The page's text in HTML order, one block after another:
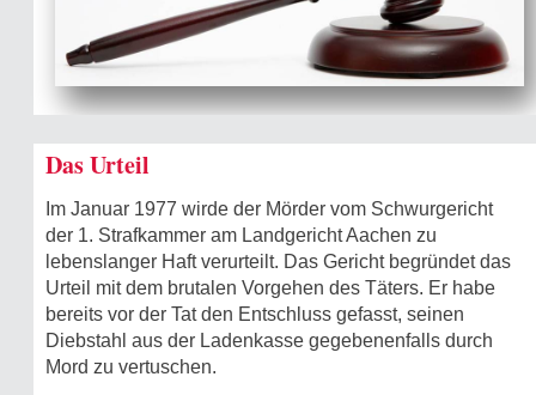
Das Urteil
Im Januar 1977 wirde der Mörder vom Schwurgericht
der 1. Strafkammer am Landgericht Aachen zu
lebenslanger Haft verurteilt. Das Gericht begründet das
Urteil mit dem brutalen Vorgehen des Täters. Er habe
bereits vor der Tat den Entschluss gefasst, seinen
Diebstahl aus der Ladenkasse gegebenenfalls durch
Mord zu vertuschen.